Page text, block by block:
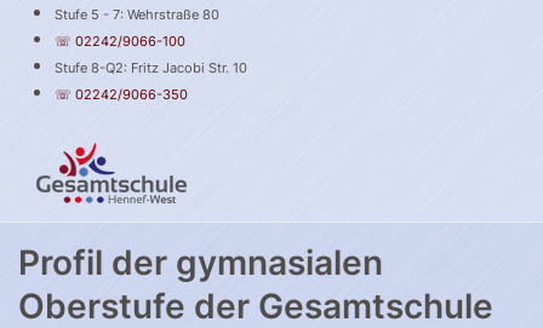
Stufe 5 - 7: Wehrstraße 80
☏ 02242/9066-100
Stufe 8-Q2: Fritz Jacobi Str. 10
☏ 02242/9066-350
Profil der gymnasialen
Oberstufe der Gesamtschule